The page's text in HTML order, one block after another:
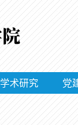
学术研究 党